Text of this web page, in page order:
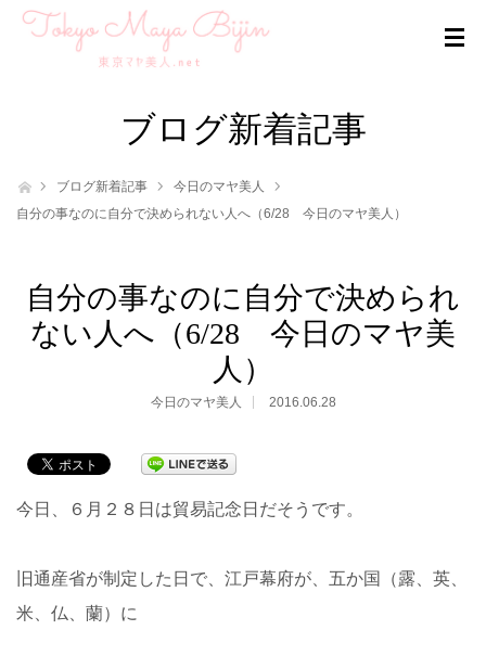
ブログ新着記事
ホームブログ新着記事
今日のマヤ美人
自分の事なのに自分で決められない人へ（6/28 今日のマヤ美人）
自分の事なのに自分で決められ
ない人へ（6/28 今日のマヤ美
人）
今日のマヤ美人 2016.06.28
今日、６月２８日は貿易記念日だそうです。
旧通産省が制定した日で、江戸幕府が、五か国（露、英、
米、仏、蘭）に